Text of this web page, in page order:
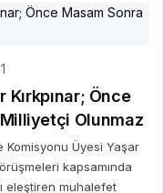
Önce
Olunmaz
Komisyonu Üyesi Yaşar
kapsamında
eleştiren muhalefet